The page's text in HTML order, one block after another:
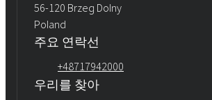
56-120 Brzeg Dolny
Poland
주요 연락선
+48717942000
우리를 찾아